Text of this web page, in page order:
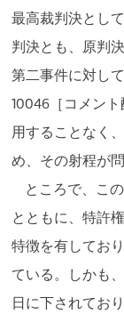
最高裁判決とし
判決とも、原判
第二事件に対し
10046［コメン
用することなく
め、その射程が
ところで、こ
とともに、特許
特徴を有してお
ている。しかも
日に下されてお